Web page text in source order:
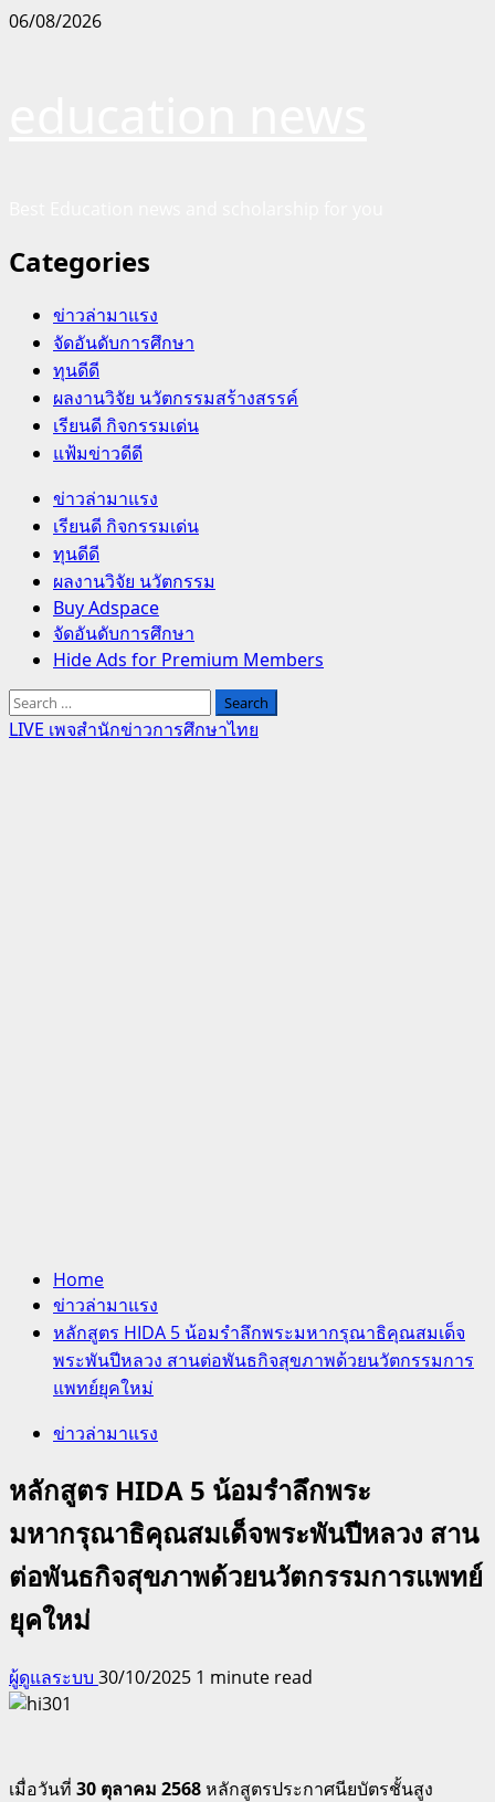
Skip
06/08/2026
Categories
ข่าวล่ามาแรง
จัดอันดับการศึกษา
ทุนดีดี
ผลงานวิจัย นวัตกรรมสร้างสรรค์
เรียนดี กิจกรรมเด่น
แฟ้มข่าวดีดี
Primary
Menu
ข่าวล่ามาแรง
เรียนดี กิจกรรมเด่น
ทุนดีดี
ผลงานวิจัย นวัตกรรม
Buy Adspace
จัดอันดับการศึกษา
Hide Ads for Premium Members
Search
for:
LIVE เพจสำนักข่าวการศึกษาไทย
Home
ข่าวล่ามาแรง
หลักสูตร HIDA 5 น้อมรำลึกพระมหากรุณาธิคุณสมเด็จ
พระพันปีหลวง สานต่อพันธกิจสุขภาพด้วยนวัตกรรมการ
แพทย์ยุคใหม่
ข่าวล่ามาแรง
หลักสูตร HIDA 5 น้อมรำลึกพระ
มหากรุณาธิคุณสมเด็จพระพันปีหลวง สาน
ต่อพันธกิจสุขภาพด้วยนวัตกรรมการแพทย์
ยุคใหม่
ผู้ดูแลระบบ 30/10/2025 1 minute read
เมื่อวันที่ 30 ตุลาคม 2568หลักสูตรประกาศนียบัตรชั้นสูง